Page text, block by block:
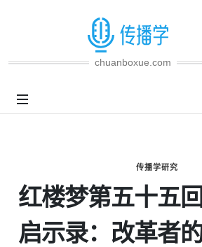
chuanboxue.com
传播学研究
红楼梦第五十五
启示录：改革者